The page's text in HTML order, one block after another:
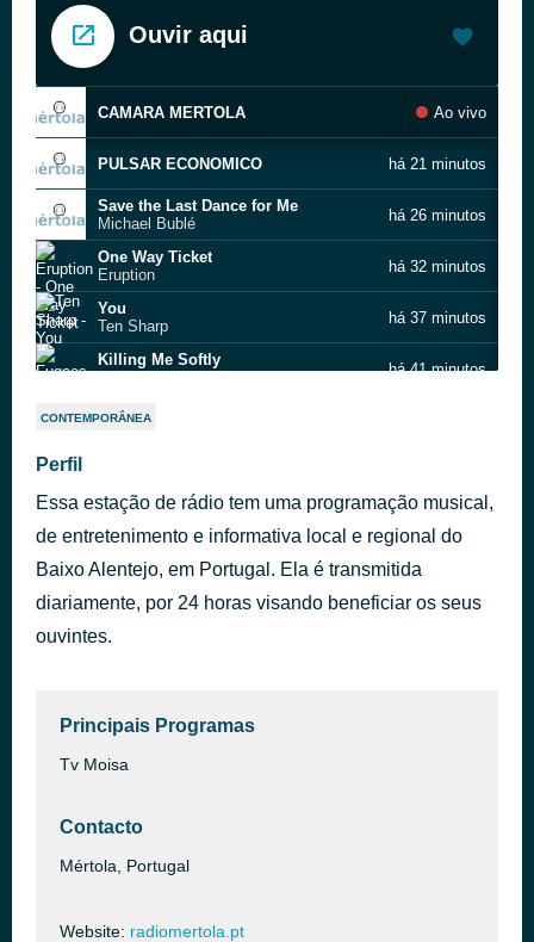
Ouvir aqui
CAMARA MERTOLA Ao vivo
PULSAR ECONOMICO há 21 minutos
Save the Last Dance for Me
Michael Bublé
há 26 minutos
One Way Ticket
Eruption
há 32 minutos
You
Ten Sharp
há 37 minutos
Killing Me Softly
há 41 minutos
Leaving New York
Smooth
Santana
Put Your Lights On
Santana
CONTEMPORÂNEA
Perfil
Essa estação de rádio tem uma programação musical,
de entretenimento e informativa local e regional do
Baixo Alentejo, em Portugal. Ela é transmitida
diariamente, por 24 horas visando beneficiar os seus
ouvintes.
Principais Programas
Tv Moisa
Contacto
Mértola, Portugal
Website: radiomertola.pt